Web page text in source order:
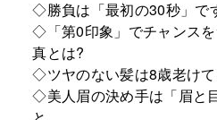
◇勝負は「最初の30秒」で
◇「第0印象」でチャンス
真とは?
◇ツヤのない髪は8歳老け
◇美人眉の決め手は「眉と